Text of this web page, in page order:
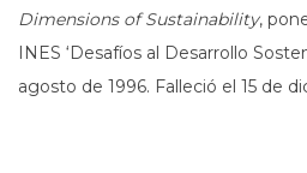
Dimensions of Sustainability,
INES ‘Desafíos al Desarrollo
agosto de 1996. Falleció el 15 de